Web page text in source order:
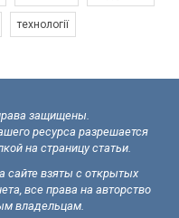
технології
защищены.
ресурса разрешается
на страницу статьи.
сайте взяты с открытых
все права на авторство
владельцам.